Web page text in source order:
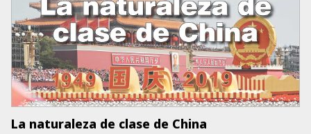
La naturaleza de clase de China